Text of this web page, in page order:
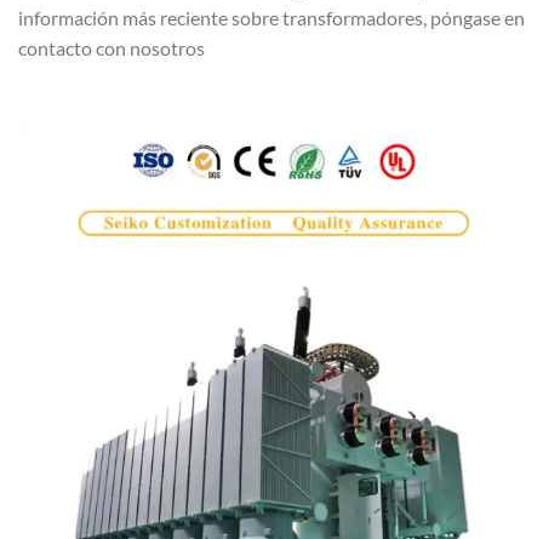
información más reciente sobre transformadores, póngase en
contacto con nosotros